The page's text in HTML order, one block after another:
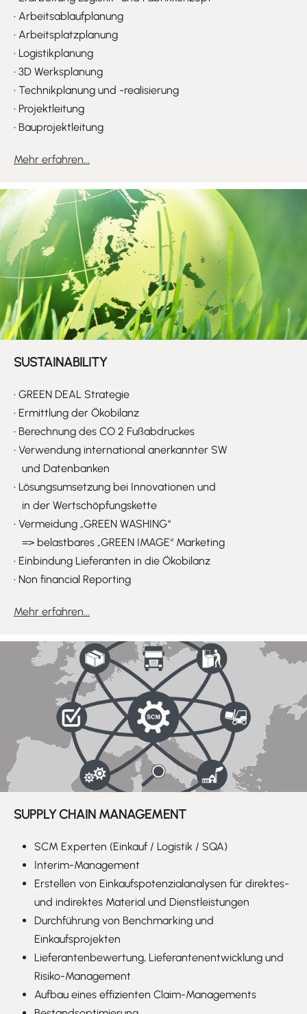
• Arbeitsablaufplanung
• Arbeitsplatzplanung
• Logistikplanung
• 3D Werksplanung
• Technikplanung und -realisierung
• Projektleitung
• Bauprojektleitung
Mehr erfahren...
SUSTAINABILITY
• GREEN DEAL Strategie
• Ermittlung der Ökobilanz
• Berechnung des CO 2 Fußabdruckes
• Verwendung international anerkannter SW
und Datenbanken
• Lösungsumsetzung bei Innovationen und
in der Wertschöpfungskette
• Vermeidung „GREEN WASHING“
=> belastbares „GREEN IMAGE“ Marketing
• Einbindung Lieferanten in die Ökobilanz
• Non financial Reporting
Mehr erfahren...
SUPPLY CHAIN MANAGEMENT
SCM Experten (Einkauf / Logistik / SQA)
Interim-Management
Erstellen von Einkaufspotenzialanalysen für direktes-
und indirektes Material und Dienstleistungen
Durchführung von Benchmarking und
Einkaufsprojekten
Lieferantenbewertung, Lieferantenentwicklung und
Risiko-Management
Aufbau eines effizienten Claim-Managements